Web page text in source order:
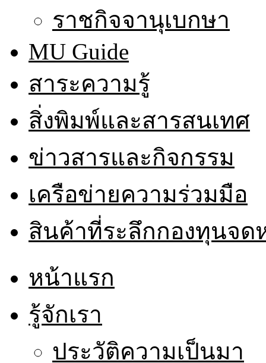
ราชกิจจานุเบกษา
MU Guide
สาระความรู้
สิ่งพิมพ์และสารสนเทศ
ข่าวสารและกิจกรรม
เครือข่ายความร่วมมือ
สินค้าที่ระลึกกองทุนจ
หน้าแรก
รู้จักเรา
ประวัติความเป็นมา